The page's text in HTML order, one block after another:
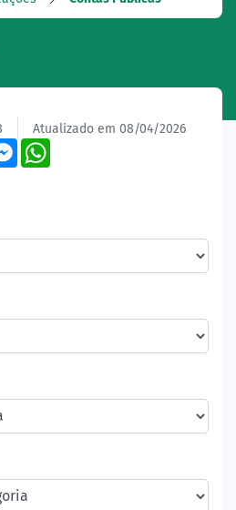
Atualizado em 08/04/2026
Messenger